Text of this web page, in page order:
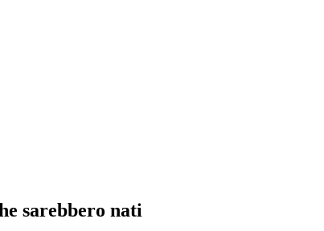
sarebbero nati